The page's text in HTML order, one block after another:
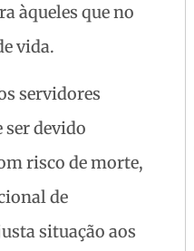
àqueles que no
vida.
servidores
ser devido
risco de morte,
de
situação aos